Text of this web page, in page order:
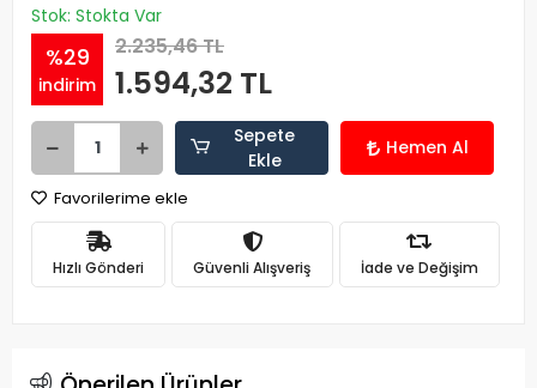
Stok: Stokta Var
%29
indirim
2.235,46 TL
1.594,32 TL
Sepete
Ekle
Hemen Al
Favorilerime ekle
Hızlı Gönderi Güvenli Alışveriş İade ve Değişim